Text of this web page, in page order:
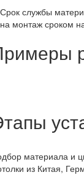
Срок службы
на монтаж сроком
материала и
из Китая,